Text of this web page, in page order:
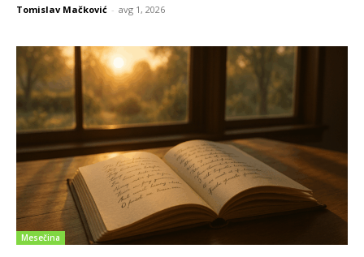
Tomislav Mačković - avg 1, 2026
Mesečina